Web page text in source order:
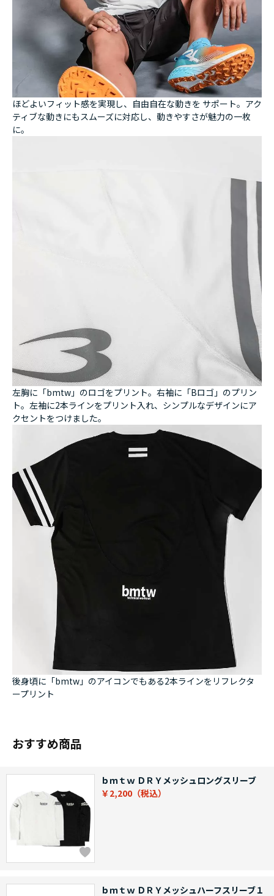
ほどよいフィット感を実現し、自由自在な動きを サポート。アク
ティブな動きにもスムーズに対応し、動きやすさが魅力の一枚
に。
左胸に「bmtw」のロゴをプリント。右袖に「Bロゴ」のプリン
ト。左袖に2本ラインをプリント入れ、シンプルなデザインにア
クセントをつけました。
後身頃に「bmtw」のアイコンでもある2本ラインをリフレクタ
ープリント
おすすめ商品
ｂｍｔｗ ＤＲＹメッシュロングスリーブ
￥2,200
ｂｍｔｗ ＤＲＹメッシュハーフスリーブ１